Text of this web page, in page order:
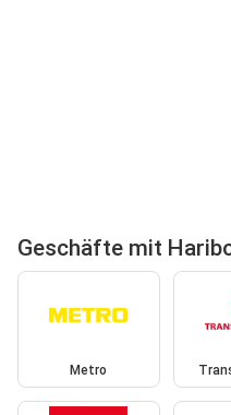
Geschäfte mit
Metro